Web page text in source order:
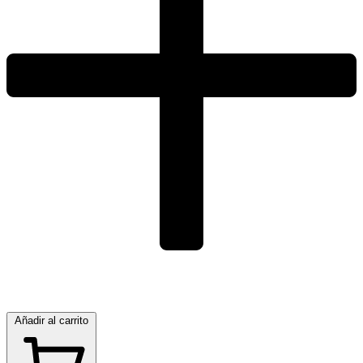
Añadir al carrito